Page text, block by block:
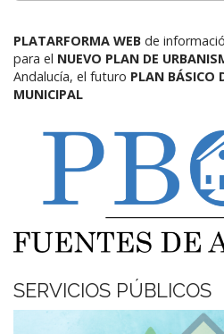
PLATARFORMA WEB de
para el NUEVO PLAN DE
Andalucía, el futuro PLAN BÁSICO
MUNICIPAL
SERVICIOS PÚBLICOS